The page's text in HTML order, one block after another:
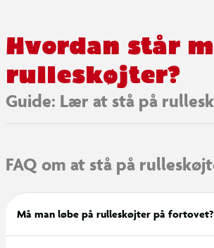
Hvordan står
rulleskøjter?
Guide: Lær at stå på
FAQ om at stå på
Må man løbe på rulleskøjter på fortovet?